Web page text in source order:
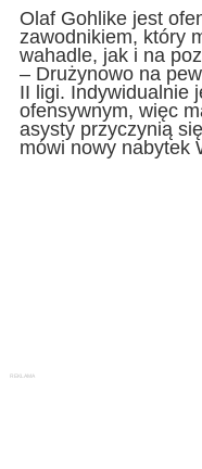
Olaf Gohlike jest
zawodnikiem, który
wahadle, jak i na
– Drużynowo na
II ligi. Indywidualnie
ofensywnym, więc
asysty przyczynią
mówi nowy nabytek